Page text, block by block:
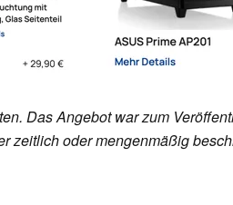
Das Angebot war zum
zeitlich oder mengenmäßig